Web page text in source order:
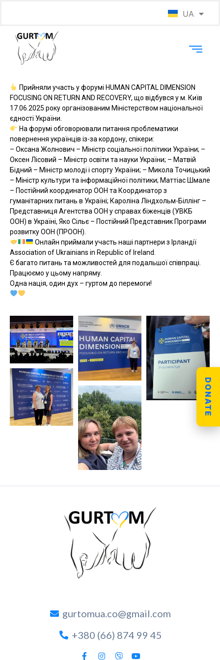
UA
EN
Прийняли участь у форумі HUMAN CAPITAL DIMENSION
FOCUSING ON RETURN AND RECOVERY, що відбувся у м. Київ
17.06.2025 року організованим Міністерством національної
єдності України.
На форумі обговорювали питання проблематики
повернення українців із-за кордону, спікери:
– Оксана Жолнович – Міністр соціальної політики України; –
Оксен Лісовий – Міністр освіти та науки України; – Матвій
Бідний – Міністр молоді і спорту України; – Микола Точицький
– Міністр культури та інформаційної політики; Маттіас Шмале
– Постійний координатор ООН та Координатор з
гуманітарних питань в Україні; Кароліна Ліндхольм-Біллінг –
Представниця Агентства ООН у справах біженців (УВКБ
ООН) в Україні, Яко Сільє – Постійний Представник Програми
розвитку ООН (ПРООН).
Онлайн приймали участь наші партнери з Ірландії
Association of Ukrainians in Republic of Ireland.
Є багато питань та можливостей для подальшої співпраці.
Працюємо у цьому напряму.
Одна нація, один дух – гуртом до перемоги!
gurtomua.co@gmail.com
+380 (66) 874 99 45
DONATE